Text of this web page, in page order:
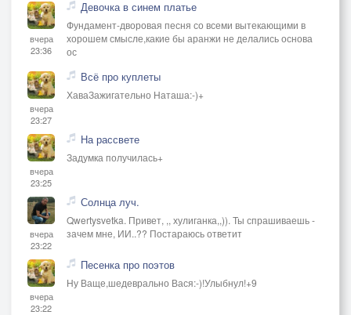
вчера
23:36
Девочка в синем платье
Фундамент-дворовая песня со всеми вытекающими в
хорошем смысле,какие бы аранжи не делались основа
ос
вчера
23:27
Всё про куплеты
ХаваЗажигательно Наташа:-)+
вчера
23:25
На рассвете
Задумка получилась+
вчера
23:22
Солнца луч.
Qwertysvetka. Привет, ,, хулиганка,,)). Ты спрашиваешь -
зачем мне, ИИ..?? Постараюсь ответит
вчера
23:22
Песенка про поэтов
Ну Ваще,шедеврально Вася:-)!Улыбнул!+9